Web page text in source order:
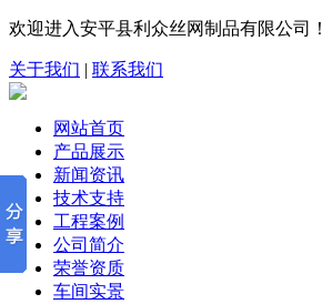
欢迎进入安平县利众丝网制品有限公司！
关于我们 | 联系我们
网站首页
产品展示
新闻资讯
技术支持
工程案例
公司简介
荣誉资质
车间实景